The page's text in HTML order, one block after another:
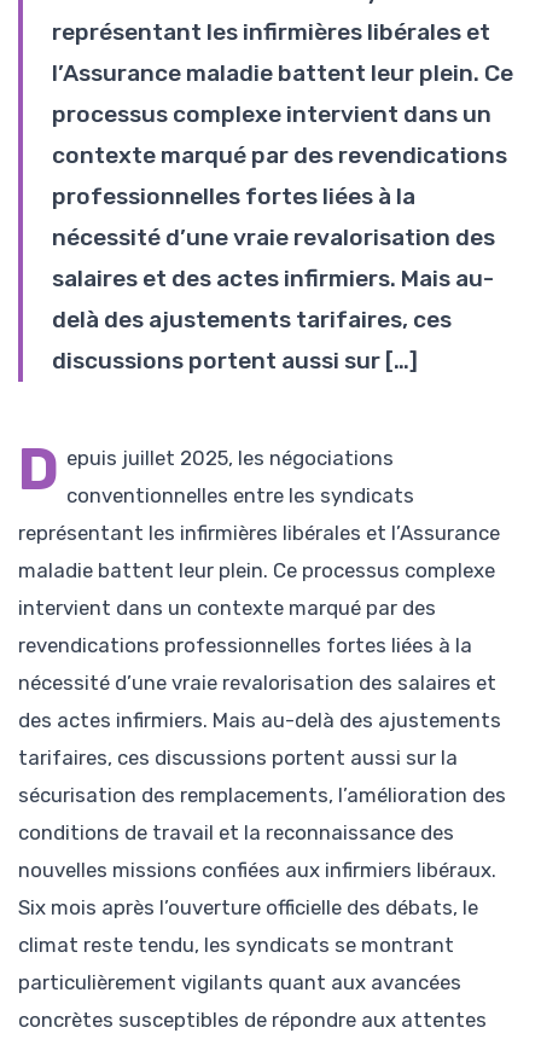
représentant les infirmières libérales et
l’Assurance maladie battent leur plein. Ce
processus complexe intervient dans un
contexte marqué par des revendications
professionnelles fortes liées à la
nécessité d’une vraie revalorisation des
salaires et des actes infirmiers. Mais au-
delà des ajustements tarifaires, ces
discussions portent aussi sur […]
D epuis juillet 2025, les négociations
conventionnelles entre les syndicats
représentant les infirmières libérales et l’Assurance
maladie battent leur plein. Ce processus complexe
intervient dans un contexte marqué par des
revendications professionnelles fortes liées à la
nécessité d’une vraie revalorisation des salaires et
des actes infirmiers. Mais au-delà des ajustements
tarifaires, ces discussions portent aussi sur la
sécurisation des remplacements, l’amélioration des
conditions de travail et la reconnaissance des
nouvelles missions confiées aux infirmiers libéraux.
Six mois après l’ouverture officielle des débats, le
climat reste tendu, les syndicats se montrant
particulièrement vigilants quant aux avancées
concrètes susceptibles de répondre aux attentes